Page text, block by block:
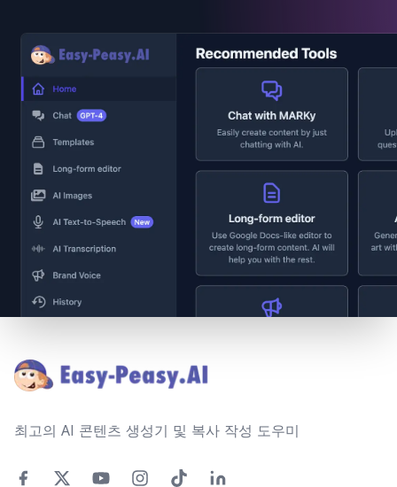
최고의 AI 콘텐츠 생성기 및 복사 작성 도우미